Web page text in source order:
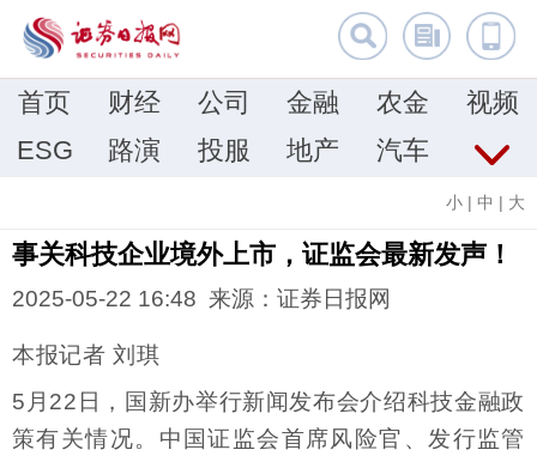
首页 财经 公司 金融 农金
视频
ESG
路演 投服 地产 汽车
小 | 中 | 大
事关科技企业境外上市，证监会最新发声！
2025-05-22 16:48 来源：证券日报网
本报记者 刘琪
5月22日，国新办举行新闻发布会介绍科技金融政
策有关情况。中国证监会首席风险官、发行监管